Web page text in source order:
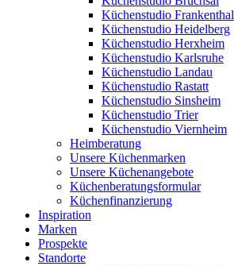
Küchenstudio Frankenthal
Küchenstudio Heidelberg
Küchenstudio Herxheim
Küchenstudio Karlsruhe
Küchenstudio Landau
Küchenstudio Rastatt
Küchenstudio Sinsheim
Küchenstudio Trier
Küchenstudio Viernheim
Heimberatung
Unsere Küchenmarken
Unsere Küchenangebote
Küchenberatungsformular
Küchenfinanzierung
Inspiration
Marken
Prospekte
Standorte